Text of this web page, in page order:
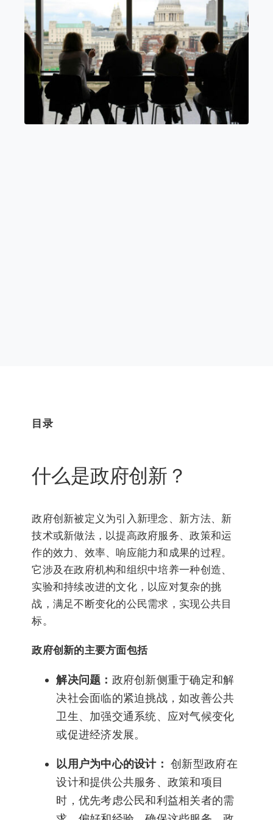
目录
什么是政府创新？
政府创新被定义为引入新理念、新方法、新
技术或新做法，以提高政府服务、政策和运
作的效力、效率、响应能力和成果的过程。
它涉及在政府机构和组织中培养一种创造、
实验和持续改进的文化，以应对复杂的挑
战，满足不断变化的公民需求，实现公共目
标。
政府创新的主要方面包括
解决问题： 政府创新侧重于确定和解
决社会面临的紧迫挑战，如改善公共
卫生、加强交通系统、应对气候变化
或促进经济发展。
以用户为中心的设计：创新型政府在
设计和提供公共服务、政策和项目
时，优先考虑公民和利益相关者的需